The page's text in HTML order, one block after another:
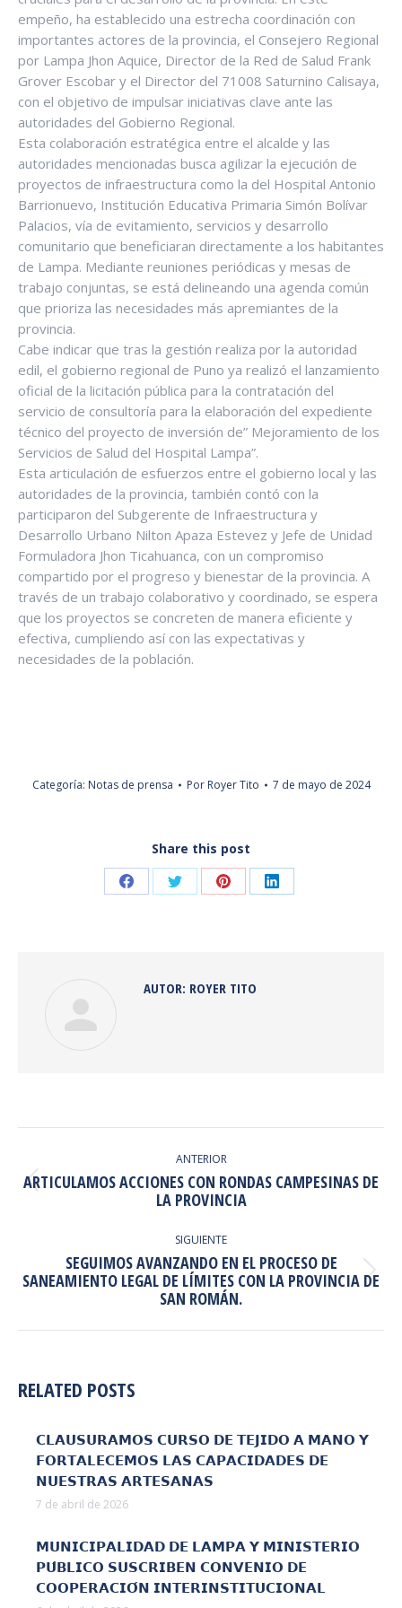
empeño, ha establecido una estrecha coordinación con
importantes actores de la provincia, el Consejero Regional
por Lampa Jhon Aquice, Director de la Red de Salud Frank
Grover Escobar y el Director del 71008 Saturnino Calisaya,
con el objetivo de impulsar iniciativas clave ante las
autoridades del Gobierno Regional.
Esta colaboración estratégica entre el alcalde y las
autoridades mencionadas busca agilizar la ejecución de
proyectos de infraestructura como la del Hospital Antonio
Barrionuevo, Institución Educativa Primaria Simón Bolívar
Palacios, vía de evitamiento, servicios y desarrollo
comunitario que beneficiaran directamente a los habitantes
de Lampa. Mediante reuniones periódicas y mesas de
trabajo conjuntas, se está delineando una agenda común
que prioriza las necesidades más apremiantes de la
provincia.
Cabe indicar que tras la gestión realiza por la autoridad
edil, el gobierno regional de Puno ya realizó el lanzamiento
oficial de la licitación pública para la contratación del
servicio de consultoría para la elaboración del expediente
técnico del proyecto de inversión de” Mejoramiento de los
Servicios de Salud del Hospital Lampa”.
Esta articulación de esfuerzos entre el gobierno local y las
autoridades de la provincia, también contó con la
participaron del Subgerente de Infraestructura y
Desarrollo Urbano Nilton Apaza Estevez y Jefe de Unidad
Formuladora Jhon Ticahuanca, con un compromiso
compartido por el progreso y bienestar de la provincia. A
través de un trabajo colaborativo y coordinado, se espera
que los proyectos se concreten de manera eficiente y
efectiva, cumpliendo así con las expectativas y
necesidades de la población.
Categoría: Notas de prensa Por Royer Tito 7 de mayo de 2024
Share this post
Share Share Share Share
AUTOR: ROYER TITO
ENTRE
PUBLICACIONES
ANTERIOR
Publicación
anterior:
ARTICULAMOS ACCIONES CON RONDAS CAMPESINAS DE
LA PROVINCIA
SIGUIENTE
Publicación
siguiente:
SEGUIMOS AVANZANDO EN EL PROCESO DE
SANEAMIENTO LEGAL DE LÍMITES CON LA PROVINCIA DE
SAN ROMÁN.
RELATED POSTS
𝗖𝗟𝗔𝗨𝗦𝗨𝗥𝗔𝗠𝗢𝗦 𝗖𝗨𝗥𝗦𝗢 𝗗𝗘 𝗧𝗘𝗝𝗜𝗗𝗢 𝗔 𝗠𝗔𝗡𝗢 𝗬
𝗙𝗢𝗥𝗧𝗔𝗟𝗘𝗖𝗘𝗠𝗢𝗦 𝗟𝗔𝗦 𝗖𝗔𝗣𝗔𝗖𝗜𝗗𝗔𝗗𝗘𝗦 𝗗𝗘
𝗡𝗨𝗘𝗦𝗧𝗥𝗔𝗦 𝗔𝗥𝗧𝗘𝗦𝗔𝗡𝗔𝗦
7 de abril de 2026
𝗠𝗨𝗡𝗜𝗖𝗜𝗣𝗔𝗟𝗜𝗗𝗔𝗗 𝗗𝗘 𝗟𝗔𝗠𝗣𝗔 𝗬 𝗠𝗜𝗡𝗜𝗦𝗧𝗘𝗥𝗜𝗢
𝗣𝗨́𝗕𝗟𝗜𝗖𝗢 𝗦𝗨𝗦𝗖𝗥𝗜𝗕𝗘𝗡 𝗖𝗢𝗡𝗩𝗘𝗡𝗜𝗢 𝗗𝗘
𝗖𝗢𝗢𝗣𝗘𝗥𝗔𝗖𝗜𝗢́𝗡 𝗜𝗡𝗧𝗘𝗥𝗜𝗡𝗦𝗧𝗜𝗧𝗨𝗖𝗜𝗢𝗡𝗔𝗟